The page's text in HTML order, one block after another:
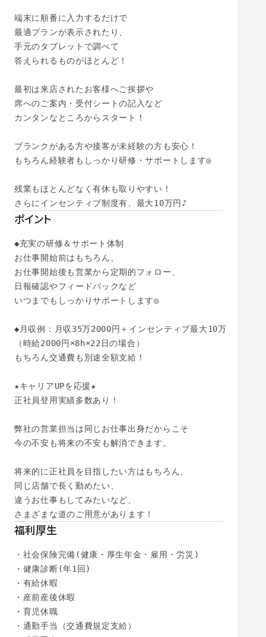
端末に順番に入力するだけで
最適プランが表示されたり、
手元のタブレットで調べて
答えられるものがほとんど！
最初は来店されたお客様へご挨拶や
席へのご案内・受付シートの記入など
カンタンなところからスタート！
ブランクがある方や接客が未経験の方も安心！
もちろん経験者もしっかり研修・サポートします◎
残業もほとんどなく有休も取りやすい！
さらにインセンティブ制度有、最大10万円♪
ポイント
◆充実の研修＆サポート体制
お仕事開始前はもちろん、
お仕事開始後も営業から定期的フォロー、
日報確認やフィードバックなど
いつまでもしっかりサポートします◎
◆月収例：月収35万2000円＋インセンティブ最大10万
（時給2000円×8h×22日の場合）
もちろん交通費も別途全額支給！
★キャリアUPを応援★
正社員登用実績多数あり！
弊社の営業担当は同じお仕事出身だからこそ
今の不安も将来の不安も解消できます。
将来的に正社員を目指したい方はもちろん、
同じ店舗で長く勤めたい、
違うお仕事もしてみたいなど、
さまざまな道のご用意があります！
福利厚生
・社会保険完備(健康・厚生年金・雇用・労災)
・健康診断(年1回)
・有給休暇
・産前産後休暇
・育児休職
・通勤手当（交通費規定支給）